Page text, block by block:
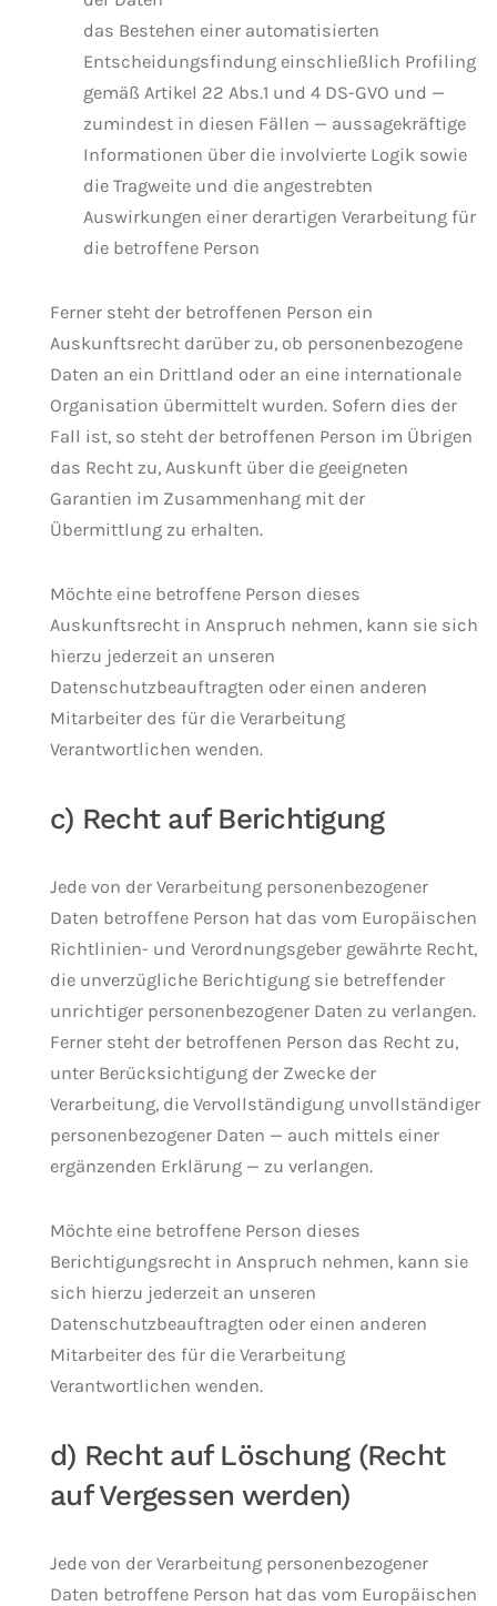
das Bestehen einer automatisierten
Entscheidungsfindung einschließlich Profiling
gemäß Artikel 22 Abs.1 und 4 DS-GVO und —
zumindest in diesen Fällen — aussagekräftige
Informationen über die involvierte Logik sowie
die Tragweite und die angestrebten
Auswirkungen einer derartigen Verarbeitung für
die betroffene Person
Ferner steht der betroffenen Person ein
Auskunftsrecht darüber zu, ob personenbezogene
Daten an ein Drittland oder an eine internationale
Organisation übermittelt wurden. Sofern dies der
Fall ist, so steht der betroffenen Person im Übrigen
das Recht zu, Auskunft über die geeigneten
Garantien im Zusammenhang mit der
Übermittlung zu erhalten.
Möchte eine betroffene Person dieses
Auskunftsrecht in Anspruch nehmen, kann sie sich
hierzu jederzeit an unseren
Datenschutzbeauftragten oder einen anderen
Mitarbeiter des für die Verarbeitung
Verantwortlichen wenden.
c) Recht auf Berichtigung
Jede von der Verarbeitung personenbezogener
Daten betroffene Person hat das vom Europäischen
Richtlinien- und Verordnungsgeber gewährte Recht,
die unverzügliche Berichtigung sie betreffender
unrichtiger personenbezogener Daten zu verlangen.
Ferner steht der betroffenen Person das Recht zu,
unter Berücksichtigung der Zwecke der
Verarbeitung, die Vervollständigung unvollständiger
personenbezogener Daten — auch mittels einer
ergänzenden Erklärung — zu verlangen.
Möchte eine betroffene Person dieses
Berichtigungsrecht in Anspruch nehmen, kann sie
sich hierzu jederzeit an unseren
Datenschutzbeauftragten oder einen anderen
Mitarbeiter des für die Verarbeitung
Verantwortlichen wenden.
d) Recht auf Löschung (Recht
auf Vergessen werden)
Jede von der Verarbeitung personenbezogener
Daten betroffene Person hat das vom Europäischen